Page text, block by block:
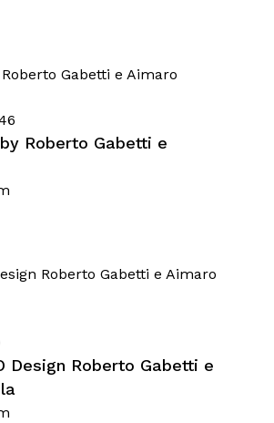
by Roberto Gabetti e
Design Roberto Gabetti e